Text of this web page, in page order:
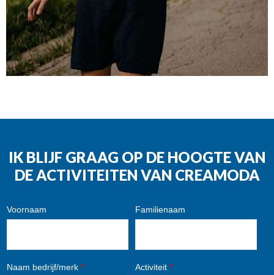
IK BLIJF GRAAG OP DE HOOGTE VAN
DE ACTIVITEITEN VAN CREAMODA
Voornaam Familienaam
Naam bedrijf/merk * Activiteit *